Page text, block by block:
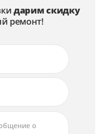
дарим скидку
ремонт!